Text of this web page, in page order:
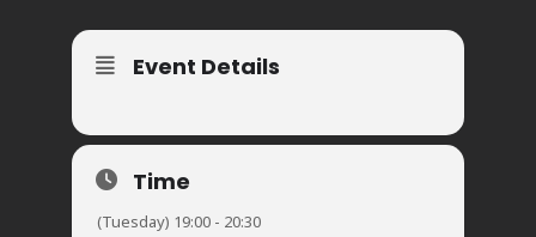
Event Details
Time
(Tuesday) 19:00 - 20:30